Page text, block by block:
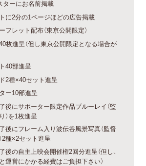
ターにお名前掲載
に2分の1ページほどの広告掲載
フレット配布（東京公開限定）
枚進呈（但し東京公開限定となる場合が
40部進呈
2種×40セット進呈
ー10部進呈
後にサポーター限定作品ブルーレイ（監
）を1枚進呈
後にフレーム入り波伝谷風景写真（監督
2種×2セット進呈
後の自主上映会開催権2回分進呈（但し、
運営にかかる経費はご負担下さい）